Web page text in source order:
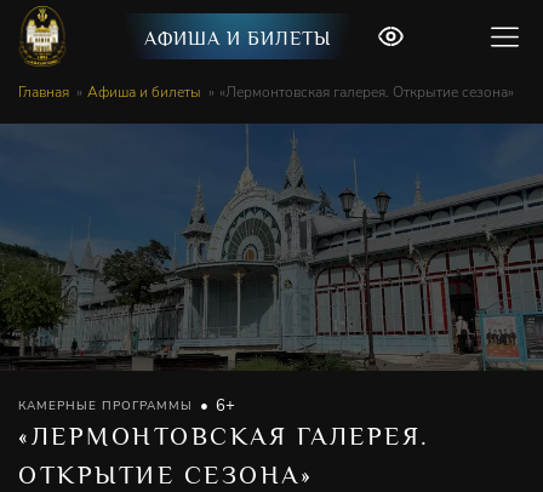
АФИША И БИЛЕТЫ
Главная Афиша и билеты «Лермонтовская галерея. Открытие сезона»
КАМЕРНЫЕ ПРОГРАММЫ 6+
«ЛЕРМОНТОВСКАЯ ГАЛЕРЕЯ.
ОТКРЫТИЕ СЕЗОНА»